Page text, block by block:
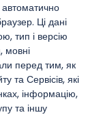
Ці дані
тип і версію
мовні
перед тим, як
та Сервісів, які
інформацію,
та іншу